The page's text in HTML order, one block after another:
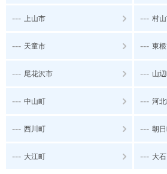
--- 上山市 --- 村
--- 天童市 --- 東
--- 尾花沢市 --- 山
--- 中山町 --- 河
--- 西川町 --- 朝
--- 大江町 --- 大